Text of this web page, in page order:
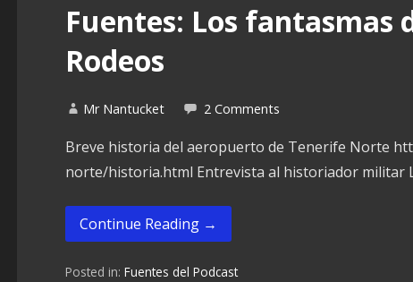
Fuentes: Los fantasmas
Rodeos
Mr Nantucket 2 Comments
Breve historia del aeropuerto de Tenerife Norte
norte/historia.html Entrevista al historiador militar
Continue Reading →
Posted in: Fuentes del Podcast